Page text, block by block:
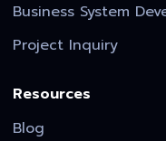
Business System
Project Inquiry
Resources
Blog